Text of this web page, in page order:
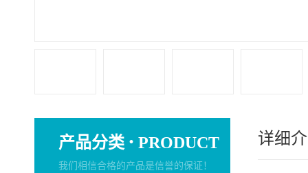
产品分类 · PRODUCT
我们相信合格的产品是信誉的保证！
详细